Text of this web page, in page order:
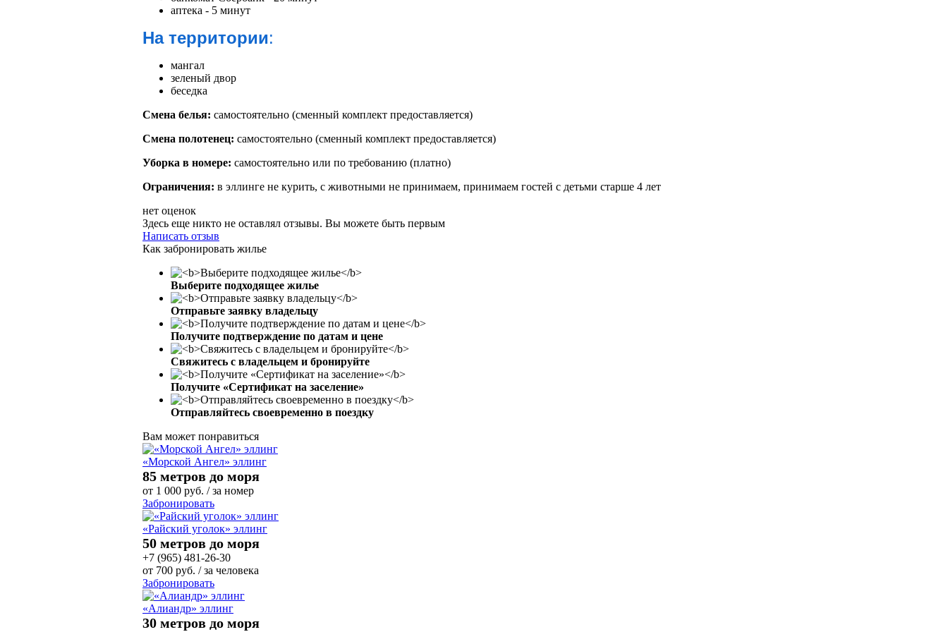
аптека - 5 минут
На территории:
мангал
зеленый двор
беседка
Смена белья: самостоятельно (сменный комплект предоставляется)
Смена полотенец: самостоятельно (сменный комплект предоставляется)
Уборка в номере: самостоятельно или по требованию (платно)
Ограничения: в эллинге не курить, с животными не принимаем, принимаем гостей с детьми старше 4 лет
нет оценок
Здесь еще никто не оставлял отзывы. Вы можете быть первым
Написать отзыв
Как забронировать жилье
Выберите подходящее жилье
Отправьте заявку владельцу
Получите подтверждение по датам и цене
Свяжитесь с владельцем и бронируйте
Получите «Сертификат на заселение»
Отправляйтесь своевременно в поездку
Вам может понравиться
«Морской Ангел» эллинг
85 метров до моря
от 1 000 руб. / за номер
Забронировать
«Райский уголок» эллинг
50 метров до моря
+7 (965) 481-26-30
от 700 руб. / за человека
Забронировать
«Алиандр» эллинг
30 метров до моря